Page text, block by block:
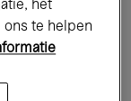
Music
het
ons te helpen